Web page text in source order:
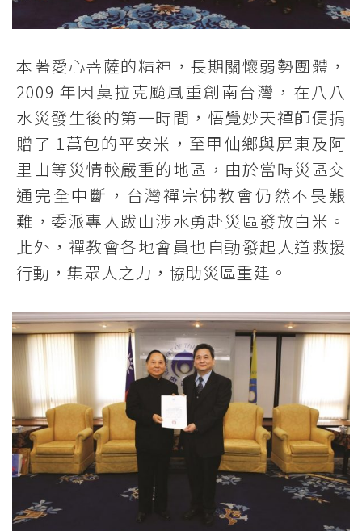
本著愛心菩薩的精神，長期關懷弱勢團體，
2009 年因莫拉克颱風重創南台灣，在八八
水災發生後的第一時間，悟覺妙天禪師便捐
贈了 1萬包的平安米，至甲仙鄉與屏東及阿
里山等災情較嚴重的地區，由於當時災區交
通完全中斷，台灣禪宗佛教會仍然不畏艱
難，委派專人跋山涉水勇赴災區發放白米。
此外，禪教會各地會員也自動發起人道救援
行動，集眾人之力，協助災區重建。